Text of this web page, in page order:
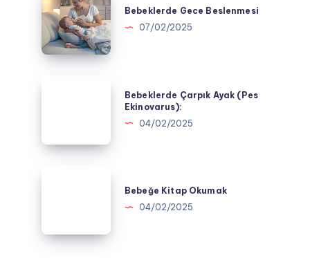
Gece
Beslenmesi
Bebeklerde Gece Beslenmesi
07/02/2025
Ekinovarus):
Bebeklerde Çarpık Ayak (Pes
Ekinovarus):
04/02/2025
Bebeğe Kitap Okumak
04/02/2025